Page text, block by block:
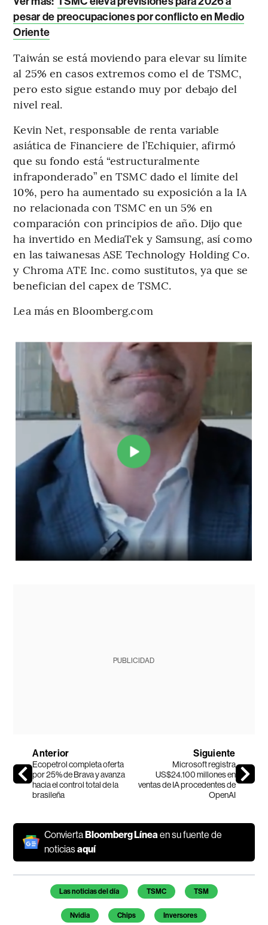
pesar de preocupaciones por conflicto en Medio
Oriente
Taiwán se está moviendo para elevar su límite
al 25% en casos extremos como el de TSMC,
pero esto sigue estando muy por debajo del
nivel real.
Kevin Net, responsable de renta variable
asiática de Financiere de l’Echiquier, afirmó
que su fondo está “estructuralmente
infraponderado” en TSMC dado el límite del
10%, pero ha aumentado su exposición a la IA
no relacionada con TSMC en un 5% en
comparación con principios de año. Dijo que
ha invertido en MediaTek y Samsung, así como
en las taiwanesas ASE Technology Holding Co.
y Chroma ATE Inc. como sustitutos, ya que se
benefician del capex de TSMC.
Lea más en Bloomberg.com
PUBLICIDAD
Anterior
Ecopetrol completa oferta
por 25% de Brava y avanza
hacia el control total de la
brasileña
Siguiente
Microsoft registra
US$24.100 millones en
ventas de IA procedentes de
OpenAI
ConviertaBloomberg Línea en su fuente de
noticiasaquí
Temas de este artículo
Las noticias del día TSMC TSM
Nvidia Chips Inversores